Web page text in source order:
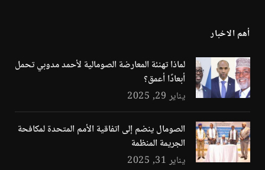
أهم الاخبار
لماذا تهنئة المعارضة الصومالية لأحمد مدوبي تحمل
أبعادًا أعمق؟
يناير 29, 2025
الصومال ينضم إلى اتفاقية الأمم المتحدة لمكافحة
الجريمة المنظمة
يناير 31, 2025